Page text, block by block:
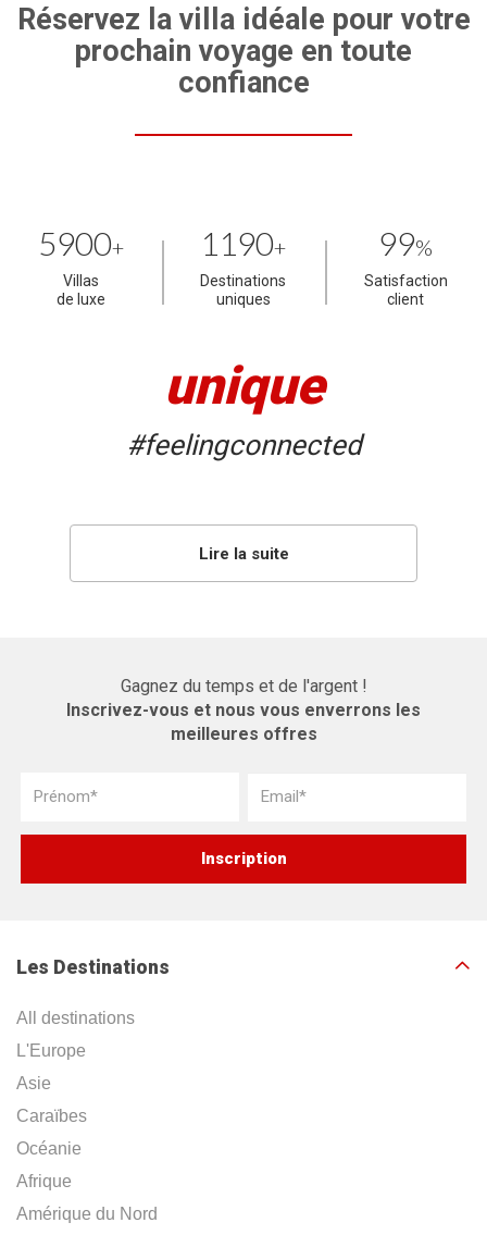
Réservez la villa idéale pour votre
prochain voyage en toute
confiance
5900+
Villas
de luxe
1190+
Destinations
uniques
99%
Satisfaction
client
unique
#feelingconnected
Lire la suite
Gagnez du temps et de l'argent !
Inscrivez-vous et nous vous enverrons les
meilleures offres
Les Destinations
All destinations
L'Europe
Asie
Caraïbes
Océanie
Afrique
Amérique du Nord